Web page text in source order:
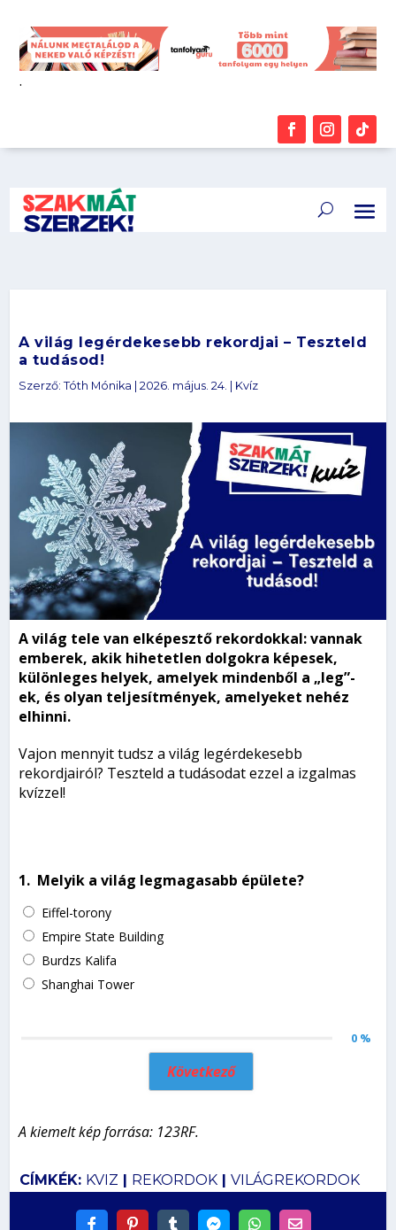
.
A világ legérdekesebb rekordjai – Teszteld
a tudásod!
Szerző:Tóth Mónika |2026. május. 24. Kvíz
A világ tele van elképesztő rekordokkal: vannak
emberek, akik hihetetlen dolgokra képesek,
különleges helyek, amelyek mindenből a „leg”-
ek, és olyan teljesítmények, amelyeket nehéz
elhinni.
Vajon mennyit tudsz a világ legérdekesebb
rekordjairól? Teszteld a tudásodat ezzel a izgalmas
kvízzel!
1. Melyik a világ legmagasabb épülete?
Eiffel-torony
Empire State Building
Burdzs Kalifa
Shanghai Tower
0 %
Következő
A kiemelt kép forrása: 123RF.
CÍMKÉK: KVIZ | REKORDOK| VILÁGREKORDOK